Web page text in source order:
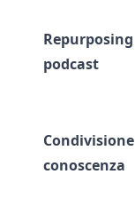
Repurposing
podcast
Condivisione
conoscenza